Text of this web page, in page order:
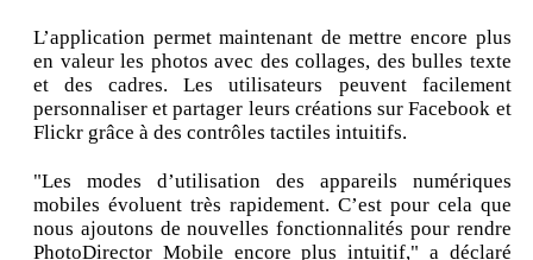
L’application permet maintenant de mettre encore plus
en valeur les photos avec des collages, des bulles texte
et des cadres. Les utilisateurs peuvent facilement
personnaliser et partager leurs créations sur Facebook et
Flickr grâce à des contrôles tactiles intuitifs.
"Les modes d’utilisation des appareils numériques
mobiles évoluent très rapidement. C’est pour cela que
nous ajoutons de nouvelles fonctionnalités pour rendre
PhotoDirector Mobile encore plus intuitif," a déclaré